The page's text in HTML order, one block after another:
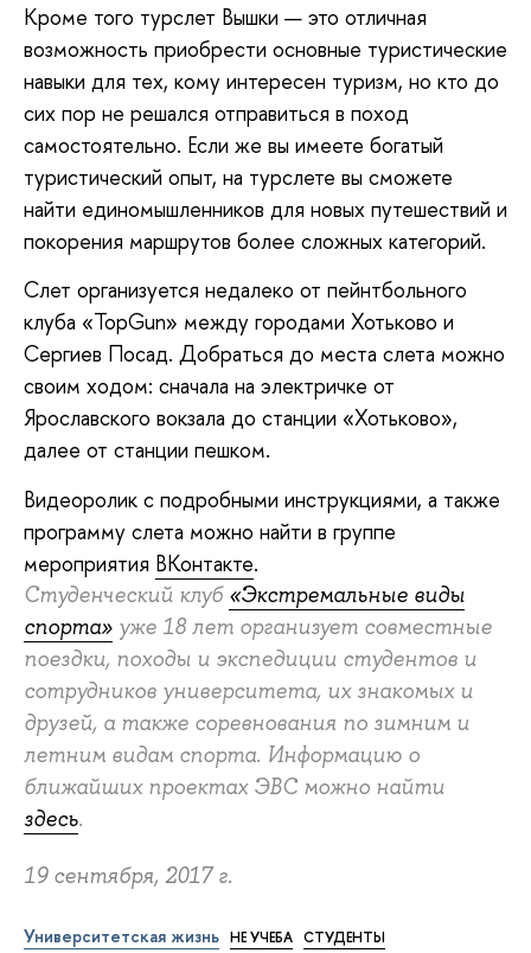
Кроме того турслет Вышки — это отличная
возможность приобрести основные туристические
навыки для тех, кому интересен туризм, но кто до
сих пор не решался отправиться в поход
самостоятельно. Если же вы имеете богатый
туристический опыт, на турслете вы сможете
найти единомышленников для новых путешествий и
покорения маршрутов более сложных категорий.
Слет организуется недалеко от пейнтбольного
клуба «TopGun» между городами Хотьково и
Сергиев Посад. Добраться до места слета можно
своим ходом: сначала на электричке от
Ярославского вокзала до станции «Хотьково»,
далее от станции пешком.
Видеоролик с подробными инструкциями, а также
программу слета можно найти в группе
мероприятия ВКонтакте.
Студенческий клуб «Экстремальные виды
спорта» уже 18 лет организует совместные
поездки, походы и экспедиции студентов и
сотрудников университета, их знакомых и
друзей, а также соревнования по зимним и
летним видам спорта. Информацию о
ближайших проектах ЭВС можно найти
здесь.
19 сентября, 2017 г.
Университетская жизнь НЕ УЧЕБА СТУДЕНТЫ